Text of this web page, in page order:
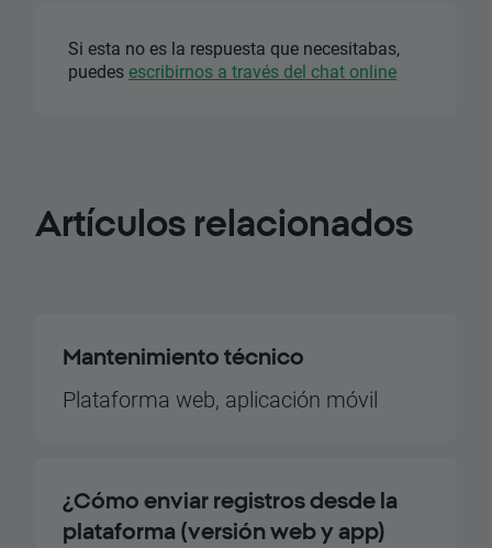
Si esta no es la respuesta que necesitabas,
puedesescribirnos a través del chat online
Artículos relacionados
Mantenimiento técnico
Plataforma web, aplicación móvil
¿Cómo enviar registros desde la
plataforma (versión web y app)